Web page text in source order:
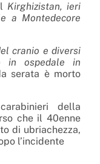
Kirghizistan, ieri
a Montedecore
cranio e diversi
in ospedale in
serata è morto
della
che il 40enne
di ubriachezza,
l’incidente